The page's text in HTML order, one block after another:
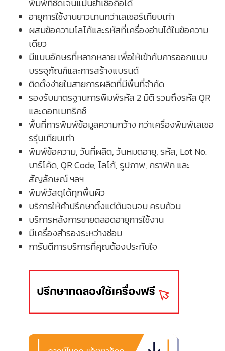
พิมพ์ที่ชัดเจนแม่นยำเชื่อถือได้
อายุการใช้งานยาวนานกว่าเลเซอร์เทียบเท่า
ผสมข้อความโลโก้และรหัสที่เครื่องอ่านได้ในข้อความ
เดียว
มีแบบอักษรที่หลากหลาย เพื่อให้เข้ากับการออกแบบ
บรรจุภัณฑ์และการสร้างแบรนด์
ติดตั้งง่ายในสายการผลิตที่มีพื้นที่จำกัด
รองรับมาตรฐานการพิมพ์รหัส 2 มิติ รวมถึงรหัส QR
และดอทเมทริกซ์
พื้นที่การพิมพ์ข้อมูลความกว้าง กว่าเครื่องพิมพ์เลเซอ
รรุ่นเทียบเท่า
พิมพ์ข้อความ, วันที่ผลิต, วันหมดอายุ, รหัส, Lot No.
บาร์โค้ด, QR Code, โลโก้, รูปภาพ, กราฟิก และ
สัญลักษณ์ ฯลฯ
พิมพ์วัสดุได้ทุกพื้นผิว
บริการให้คำปรึกษาตั้งแต่ต้นจนจบ ครบถ้วน
บริการหลังการขายตลอดอายุการใช้งาน
มีเครื่องสำรองระหว่างซ่อม
การันตีการบริการที่คุณต้องประทับใจ